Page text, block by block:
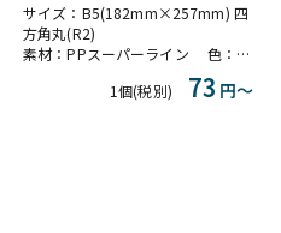
サイズ：B5(182mm×257mm) 四
方角丸(R2)
素材：PPスーパーライン 色：半透明
1個(税別)
73円〜